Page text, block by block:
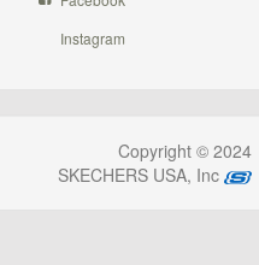
Instagram
Copyright © 2024
SKECHERS USA, Inc